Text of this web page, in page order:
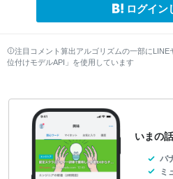
ログイン
注目コメント算出アルゴリズムの一部に
位付けモデルAPI」を使用しています
いまの
バ
ミ